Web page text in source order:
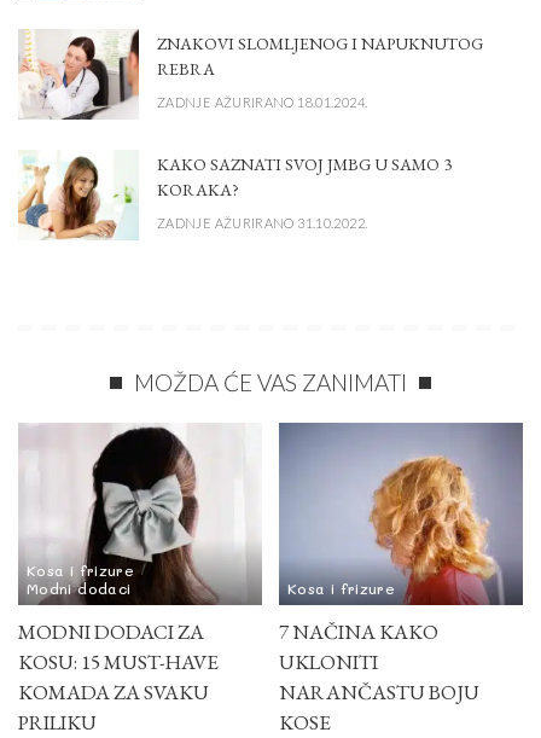
ZNAKOVI SLOMLJENOG I NAPUKNUTOG
REBRA
ZADNJE AŽURIRANO 18.01.2024.
KAKO SAZNATI SVOJ JMBG U SAMO 3
KORAKA?
ZADNJE AŽURIRANO 31.10.2022.
MOŽDA ĆE VAS ZANIMATI
Kosa i frizure
Modni dodaci
MODNI DODACI ZA
KOSU: 15 MUST-HAVE
KOMADA ZA SVAKU
PRILIKU
Kosa i frizure
7 NAČINA KAKO
UKLONITI
NARANČASTU BOJU
KOSE